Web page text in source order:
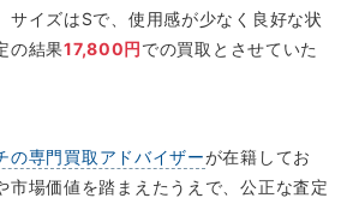
サイズはSで、使用感が少なく良好な状
の結果17,800円での買取とさせていた
の専門買取アドバイザーが在籍してお
市場価値を踏まえたうえで、公正な査定